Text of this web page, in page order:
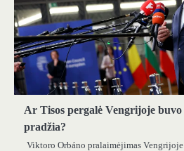
Ar Tisos pergalė Vengrijoje
pradžia?
Viktoro Orbáno pralaimėjimas